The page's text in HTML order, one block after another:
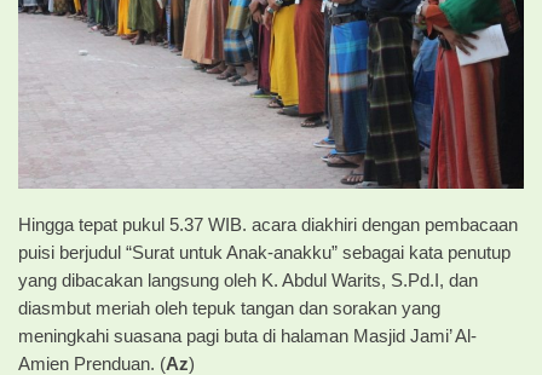
Hingga tepat pukul 5.37 WIB. acara diakhiri dengan pembacaan
puisi berjudul “Surat untuk Anak-anakku” sebagai kata penutup
yang dibacakan langsung oleh K. Abdul Warits, S.Pd.I, dan
diasmbut meriah oleh tepuk tangan dan sorakan yang
meningkahi suasana pagi buta di halaman Masjid Jami’ Al-
Amien Prenduan. (Az)